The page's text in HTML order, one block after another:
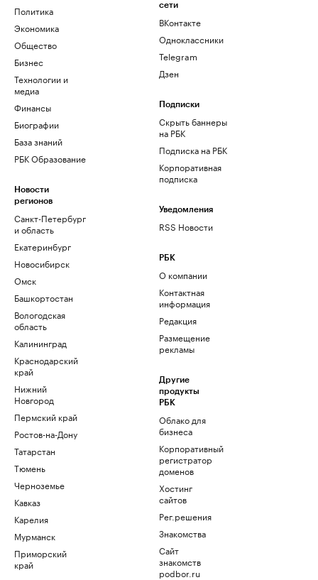
Политика
Экономика
Общество
Бизнес
Технологии и
медиа
Финансы
Биографии
База знаний
РБК Образование
Новости
регионов
Санкт-Петербург
и область
Екатеринбург
Новосибирск
Омск
Башкортостан
Вологодская
область
Калининград
Краснодарский
край
Нижний
Новгород
Пермский край
Ростов-на-Дону
Татарстан
Тюмень
Черноземье
Кавказ
Карелия
Мурманск
Приморский
край
сети
ВКонтакте
Одноклассники
Telegram
Дзен
Подписки
Скрыть баннеры
на РБК
Подписка на РБК
Корпоративная
подписка
Уведомления
RSS Новости
РБК
О компании
Контактная
информация
Редакция
Размещение
рекламы
Другие
продукты
РБК
Облако для
бизнеса
Корпоративный
регистратор
доменов
Хостинг
сайтов
Рег.решения
Знакомства
Сайт
знакомств
podbor.ru